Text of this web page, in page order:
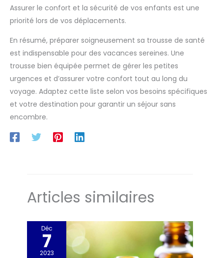
Assurer le confort et la sécurité de vos enfants est une
priorité lors de vos déplacements.
En résumé, préparer soigneusement sa trousse de santé
est indispensable pour des vacances sereines. Une
trousse bien équipée permet de gérer les petites
urgences et d’assurer votre confort tout au long du
voyage. Adaptez cette liste selon vos besoins spécifiques
et votre destination pour garantir un séjour sans
encombre.
Articles similaires
Déc
7
2023